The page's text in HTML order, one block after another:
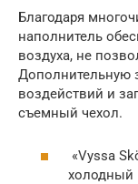
Благодаря
наполнитель
воздуха, не
Дополнительную
воздействий и
съемный чехол.
«Vyssa
холодный